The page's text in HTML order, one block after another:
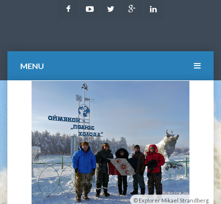
FacebookYoutubeTwitter Google
MENU
Explorer Mikael Strandberg